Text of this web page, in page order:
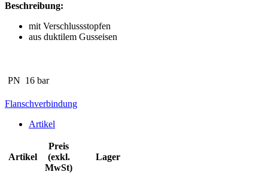
Beschreibung:
mit Verschlussstopfen
aus duktilem Gusseisen
PN 16 bar
Flanschverbindung
Artikel
Artikel
Preis
(exkl.
MwSt)
Lager